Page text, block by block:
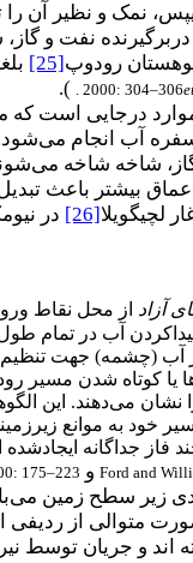
و نظیر آن را
نفت و
رودوپ[25]
. 2000: 304–306
).
درجایی است که
آب انجام
بیشتر باعث
لچیگویلا[26] در
آزاد از محل نقاط
آب در تمام
آب (چشمه) جهت
یا کوتاه شدن مسیر
نشان می‌دهند. این
به موانع
جداگانه ایجادشده
Ford and و 175–223
سطح زمین
متوالی از
اند و جریان